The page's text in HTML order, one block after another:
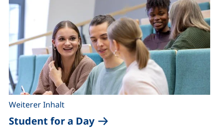
Student for a Day
Weiterer Inhalt